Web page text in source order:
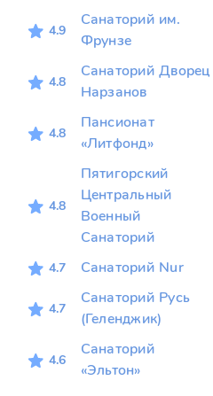
4.9
Санаторий им.
Фрунзе
4.8
Санаторий Дворец
Нарзанов
4.8
Пансионат
«Литфонд»
4.8
Пятигорский
Центральный
Военный
Санаторий
4.7 Санаторий Nur
4.7
Санаторий Русь
(Геленджик)
4.6
Санаторий
«Эльтон»